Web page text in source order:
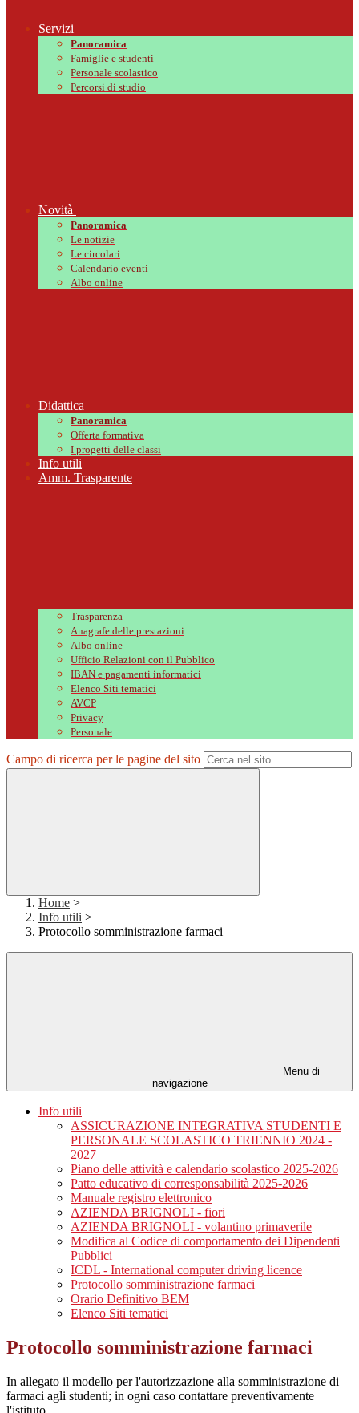
Servizi
Panoramica
Famiglie e studenti
Personale scolastico
Percorsi di studio
Novità
Panoramica
Le notizie
Le circolari
Calendario eventi
Albo online
Didattica
Panoramica
Offerta formativa
I progetti delle classi
Info utili
Amm. Trasparente
Trasparenza
Anagrafe delle prestazioni
Albo online
Ufficio Relazioni con il Pubblico
IBAN e pagamenti informatici
Elenco Siti tematici
AVCP
Privacy
Personale
Campo di ricerca per le pagine del sito
Home >
Info utili >
Protocollo somministrazione farmaci
Menu di
navigazione
Info utili
ASSICURAZIONE INTEGRATIVA STUDENTI E
PERSONALE SCOLASTICO TRIENNIO 2024 -
2027
Piano delle attività e calendario scolastico 2025-2026
Patto educativo di corresponsabilità 2025-2026
Manuale registro elettronico
AZIENDA BRIGNOLI - fiori
AZIENDA BRIGNOLI - volantino primaverile
Modifica al Codice di comportamento dei Dipendenti
Pubblici
ICDL - International computer driving licence
Protocollo somministrazione farmaci
Orario Definitivo BEM
Elenco Siti tematici
Protocollo somministrazione farmaci
In allegato il modello per l'autorizzazione alla somministrazione di
farmaci agli studenti; in ogni caso contattare preventivamente